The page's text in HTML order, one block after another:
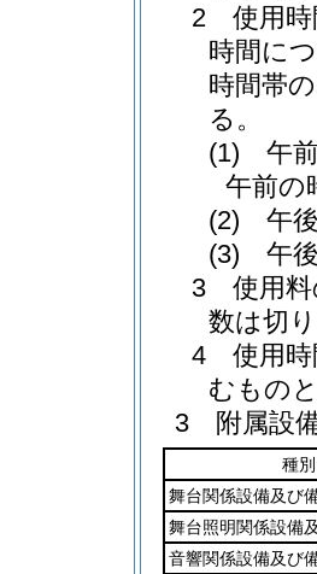
2 使用時
時間に
時間帯
る。
(1) 午
午前の
(2) 午後
(3) 午
3 使用料
数は切
4 使用時
むもの
3 附属設
種別
舞台関係設備及び
舞台照明関係設備
音響関係設備及び